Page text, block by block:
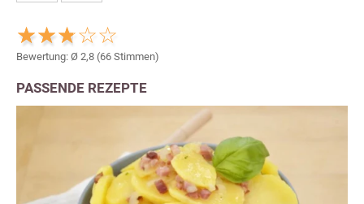
Bewertung: Ø 2,8 (66 Stimmen)
PASSENDE REZEPTE